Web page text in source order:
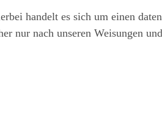
handelt es sich um einen
nur nach unseren Weisungen